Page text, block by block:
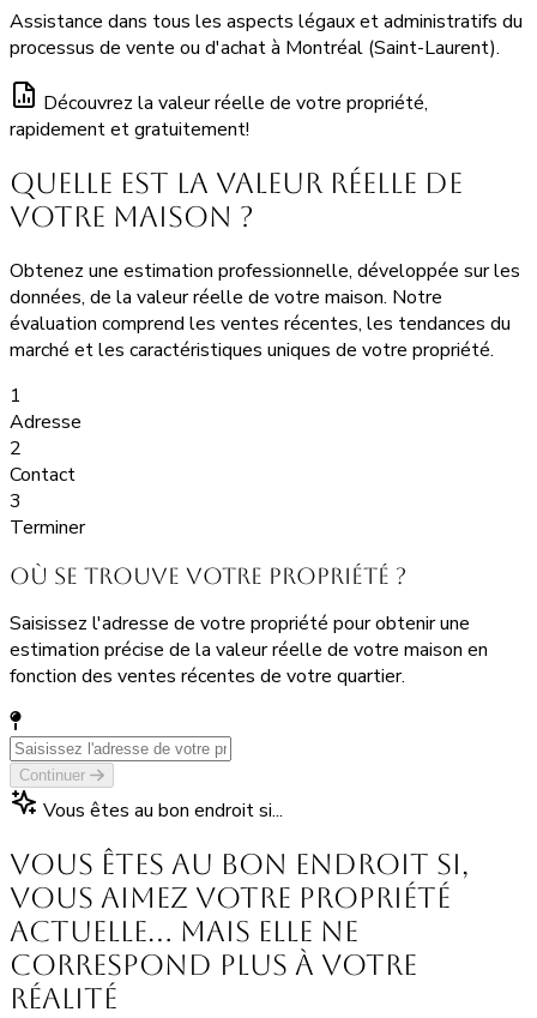
Assistance dans tous les aspects légaux et administratifs du
processus de vente ou d'achat à Montréal (Saint-Laurent).
Découvrez la valeur réelle de votre propriété,
rapidement et gratuitement!
Quelle est la valeur réelle de
votre maison ?
Obtenez une estimation professionnelle, développée sur les
données, de la valeur réelle de votre maison. Notre
évaluation comprend les ventes récentes, les tendances du
marché et les caractéristiques uniques de votre propriété.
1
Adresse
2
Contact
3
Terminer
Où se trouve votre propriété ?
Saisissez l'adresse de votre propriété pour obtenir une
estimation précise de la valeur réelle de votre maison en
fonction des ventes récentes de votre quartier.
Continuer
Vous êtes au bon endroit si...
Vous êtes au bon endroit si,
vous aimez votre propriété
actuelle… mais elle ne
correspond plus à votre
réalité